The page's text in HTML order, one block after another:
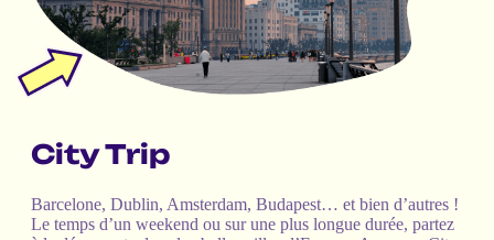
City Trip
Barcelone, Dublin, Amsterdam, Budapest… et bien d’autres !
Le temps d’un weekend ou sur une plus longue durée, partez